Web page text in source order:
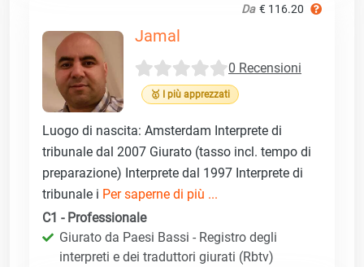
Da € 116.20
Jamal
0 Recensioni
🥇 I più apprezzati
Luogo di nascita: Amsterdam Interprete di
tribunale dal 2007 Giurato (tasso incl. tempo di
preparazione) Interprete dal 1997 Interprete di
tribunale i Per saperne di più ...
C1 - Professionale
Giurato da Paesi Bassi - Registro degli
interpreti e dei traduttori giurati (Rbtv)